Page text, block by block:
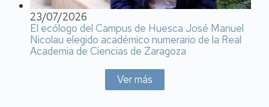
23/07/2026
El ecólogo del Campus de Huesca José Manuel
Nicolau elegido académico numerario de la Real
Academia de Ciencias de Zaragoza
Ver más